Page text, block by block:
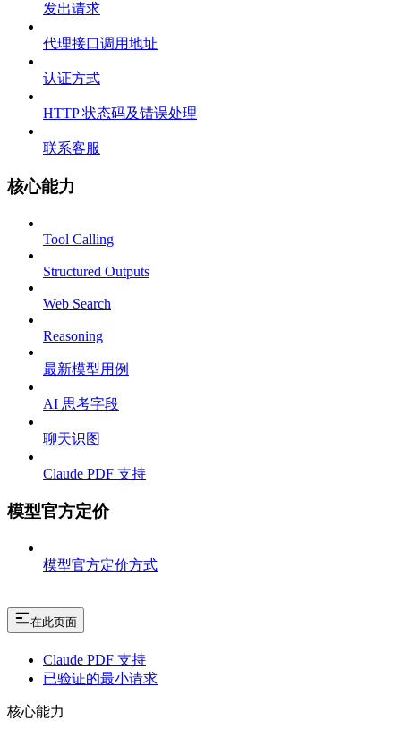
发出请求
代理接口调用地址
认证方式
HTTP 状态码及错误处理
联系客服
核心能力
Tool Calling
Structured Outputs
Web Search
Reasoning
最新模型用例
AI 思考字段
聊天识图
Claude PDF 支持
模型官方定价
模型官方定价方式
在此页面
Claude PDF 支持
已验证的最小请求
核心能力